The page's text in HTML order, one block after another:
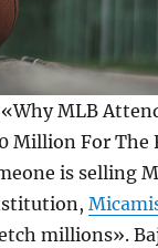
MLB
Million For The
is selling
millions».